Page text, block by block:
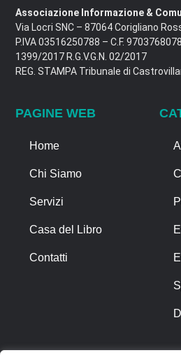
Associazione Informazione &
Via Locri SNC – 87064 Corigliano
P.IVA 03516250788 – C.F.
1399/2017 R.G.V.G.N. 02/2017
REG. STAMPA Tribunale di
PAGINE WEB
Home
Chi Siamo
Servizi
Casa del Libro
Contatti